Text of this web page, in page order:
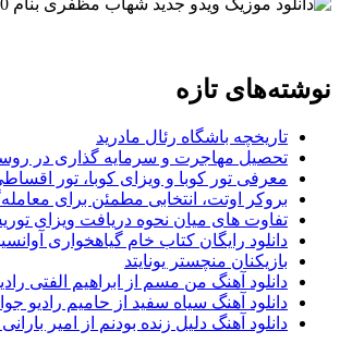
نوشته‌های تازه
تاریخچه باشگاه رئال مادرید
تحصیل مهاجرت و سرمایه گذاری در
معرفی تور کوبا و ویزای کوبا، تور
بروکر اوتت، انتخابی مطمئن برای
تفاوت های میان نحوه دریافت ویزای
دانلود رایگان کتاب خام گیاهخواری
بازیکنان منچستر یونایتد
دانلود آهنگ من مسم از ابراهیم الفتی
دانلود آهنگ سیاه سفید از حامیم رادیو
دانلود آهنگ دلیل زنده بودنم از امیر